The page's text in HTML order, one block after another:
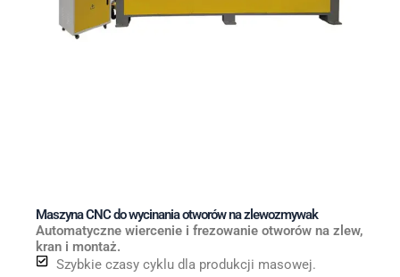
Maszyna CNC do wycinania otworów na zlewozmywak
Automatyczne wiercenie i frezowanie otworów na zlew,
kran i montaż.
Szybkie czasy cyklu dla produkcji masowej.